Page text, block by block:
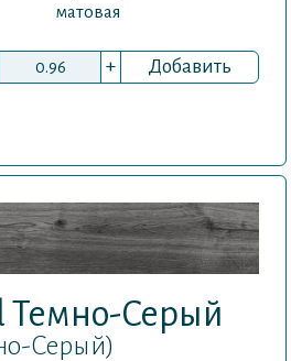
матовая
+ Добавить
Темно-Серый
Серый)